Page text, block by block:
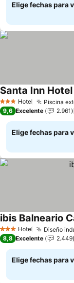
Elige fechas para
3 Estrellas
Hotel Piscina
Santa Inn Hotel
9,6 Excelente 2.961
Elige fechas para
3 Estrellas
Hotel Diseño
ibis Balneario
8,8 Excelente 2.449
Elige fechas para